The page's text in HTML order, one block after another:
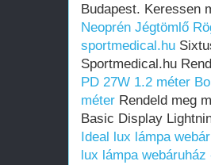
Budapest. Keressen
Neoprén Jégtömlő
sportmedical.hu
Sportmedical.hu
PD 27W 1.2 méter
méter Rendeld meg
Basic Display
Ideal lux lámpa
lux lámpa